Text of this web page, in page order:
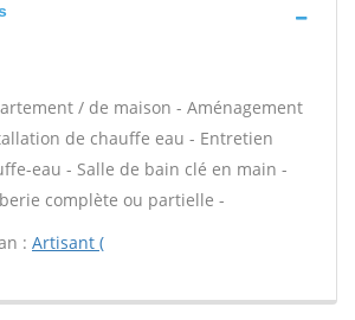
/ de maison - Aménagement
de chauffe eau - Entretien
eau - Salle de bain clé en main -
complète ou partielle -
: Artisant (